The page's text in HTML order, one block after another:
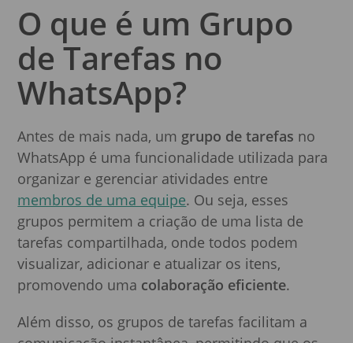
O que é um Grupo
de Tarefas no
WhatsApp?
Antes de mais nada, um grupo de tarefas no
WhatsApp é uma funcionalidade utilizada para
organizar e gerenciar atividades entre
membros de uma equipe. Ou seja, esses
grupos permitem a criação de uma lista de
tarefas compartilhada, onde todos podem
visualizar, adicionar e atualizar os itens,
promovendo uma colaboração eficiente.
Além disso, os grupos de tarefas facilitam a